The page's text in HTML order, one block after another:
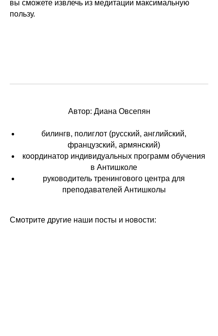
вы сможете извлечь из медитации максимальную
пользу.
Автор: Диана Овсепян
билингв, полиглот (русский, английский,
французский, армянский)
координатор индивидуальных программ обучения
в Антишколе
руководитель тренингового центра для
преподавателей Антишколы
Смотрите другие наши посты и новости: